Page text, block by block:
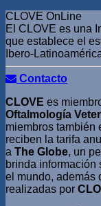
CLOVE OnLine
El CLOVE es una
que establece el
Ibero-
Contacto
CLOVE es
Oftalmología
miembros también
reciben la tarifa
a The Globe, un
brinda información
el mundo, además
realizadas por